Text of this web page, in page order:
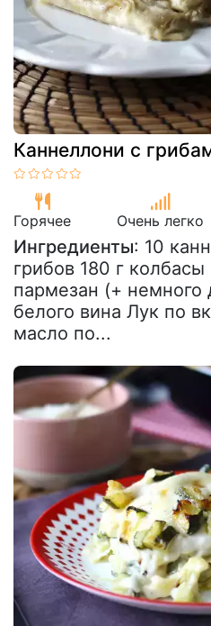
Каннеллони с
Горячее Очень легко
Ингредиенты: 10
грибов 180 г колбасы
пармезан (+ немного
белого вина Лук по
масло по...